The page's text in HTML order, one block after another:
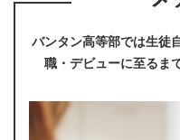
バンタン高等部では生徒
職・デビューに至るま